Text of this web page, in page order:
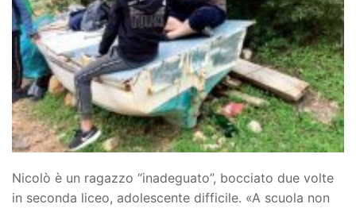
Nicolò è un ragazzo “inadeguato”, bocciato due volte
in seconda liceo, adolescente difficile. «A scuola non